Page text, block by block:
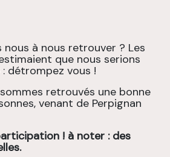
nous à nous retrouver ? Les
que nous serions
détrompez vous !
retrouvés une bonne
venant de Perpignan
! à noter : des